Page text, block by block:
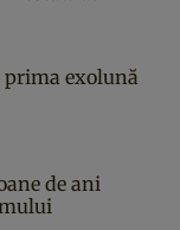
exolună
de ani